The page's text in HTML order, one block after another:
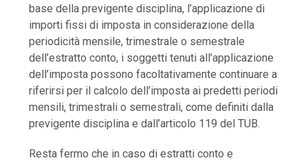
base della previgente disciplina, l’applicazione di
importi fissi di imposta in considerazione della
periodicità mensile, trimestrale o semestrale
dell’estratto conto, i soggetti tenuti all’applicazione
dell’imposta possono facoltativamente continuare a
riferirsi per il calcolo dell’imposta ai predetti periodi
mensili, trimestrali o semestrali, come definiti dalla
previgente disciplina e dall’articolo 119 del TUB.
Resta fermo che in caso di estratti conto e